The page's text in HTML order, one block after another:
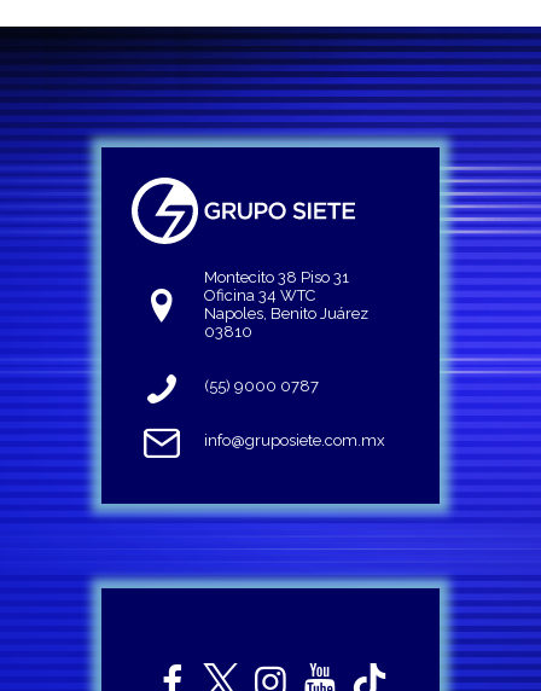
Montecito 38 Piso 31
Oficina 34 WTC
Napoles, Benito Juárez
03810
(55) 9000 0787
info@gruposiete.com.mx